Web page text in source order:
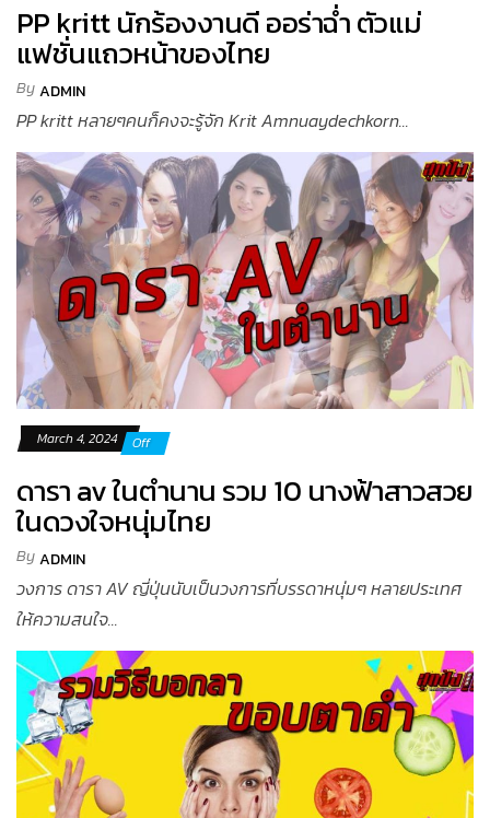
PP kritt นักร้องงานดี ออร่าฉ่ำ ตัวแม่
แฟชั่นแถวหน้าของไทย
ByADMIN
PP kritt หลายๆคนก็คงจะรู้จัก Krit Amnuaydechkorn...
March 4, 2024 Off
ดารา av ในตำนาน รวม 10 นางฟ้าสาวสวย
ในดวงใจหนุ่มไทย
ByADMIN
วงการ ดารา AV ญี่ปุ่นนับเป็นวงการที่บรรดาหนุ่มๆ หลายประเทศ
ให้ความสนใจ...